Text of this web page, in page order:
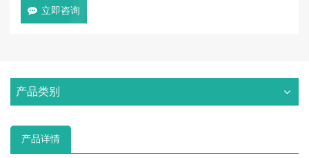
立即咨询
产品类别
产品详情